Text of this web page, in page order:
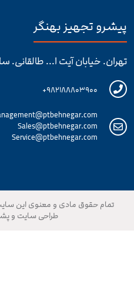
پیشرو تجهیز بهنگر
تهران. خیابان آیت ا... طالقانی. ساختمان
۹۸۲۱۸۸۸۰۳۹۰۰+
Sales@ptbehnegar.com
Service@ptbehnegar.com
تمام حقوق مادی و معنوی این
طراحی سایت و